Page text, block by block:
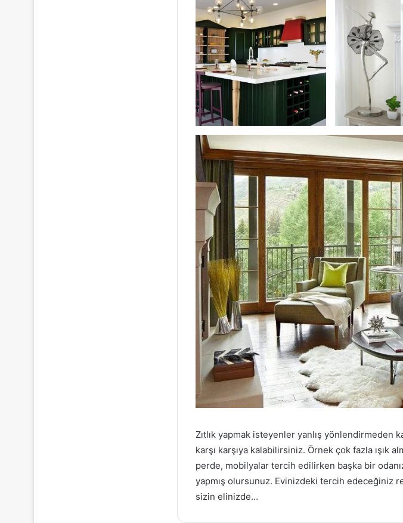
Zıtlık yapmak isteyenler yanlış yönlendirmeden
karşı karşıya kalabilirsiniz. Örnek çok fazla ışık
perde, mobilyalar tercih edilirken başka bir
yapmış olursunuz. Evinizdeki tercih edeceğiniz
sizin elinizde…